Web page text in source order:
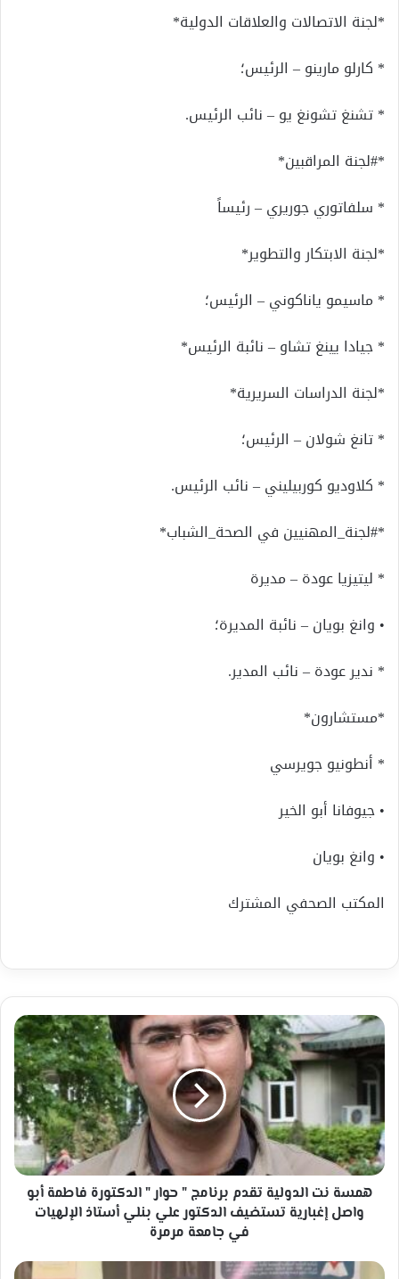
*لجنة الاتصالات والعلاقات الدولية*
* كارلو مارينو – الرئيس؛
* تشنغ تشونغ يو – نائب الرئيس.
*#لجنة المراقبين*
* سلفاتوري جوريري – رئيساً
*لجنة الابتكار والتطوير*
* ماسيمو ياناكوني – الرئيس؛
* جيادا يينغ تشاو – نائبة الرئيس*
*لجنة الدراسات السريرية*
* تانغ شولان – الرئيس؛
* كلاوديو كوربيليني – نائب الرئيس.
*#لجنة_المهنيين في الصحة_الشباب*
* ليتيزيا عودة – مديرة
• وانغ بويان – نائبة المديرة؛
* ندير عودة – نائب المدير.
*مستشارون*
* أنطونيو جويرسي
• جيوفانا أبو الخير
• وانغ بويان
المكتب الصحفي المشترك
همسة
نت
الدولية
تقدم
برنامج
"
حوار
"
الدكتورة
فاطمة
تستضيف
همسة نت الدولية تقدم برنامج " حوار " الدكتورة فاطمة أبو
واصل إغبارية تستضيف الدكتور علي بنلي أستاذ الإلهيات
في جامعة مرمرة
مانخفيه